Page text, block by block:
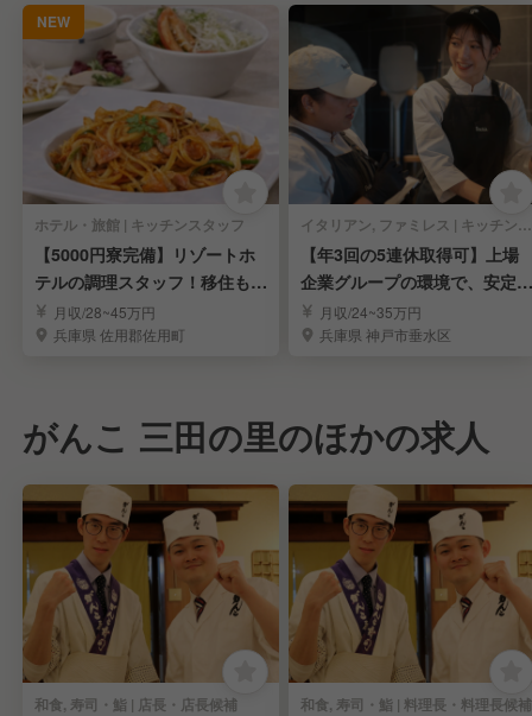
NEW
ホテル・旅館 | キッチンスタッフ
【5000円寮完備】リゾートホ
テルの調理スタッフ！移住も大
歓迎！
月収/28~45万円
兵庫県 佐用郡佐用町
イタリアン, ファミレス | キッチンスタッフ
【年3回の5連休取得可】上場
企業グループの環境で、安定し
たキャリアアップ！
月収/24~35万円
兵庫県 神戸市垂水区
がんこ 三田の里のほかの求人
和食, 寿司・鮨 | 店長・店長候補 和食, 寿司・鮨 | 料理長・料理長候補